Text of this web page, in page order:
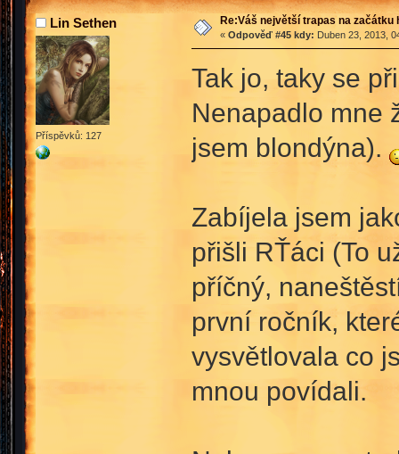
Lin Sethen
Příspěvků: 127
Re:Váš největší trapas na začátku
« Odpověď #45 kdy: Duben 23, 2013,
Tak jo, taky se
Nenapadlo mne
jsem blondýna).
Zabíjela jsem
přišli RŤáci (To
příčný,
první ročník,
vysvětlovala co
mnou povídali.